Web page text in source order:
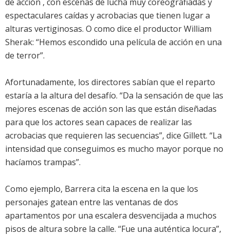
espectaculares caídas y acrobacias que tienen lugar a
alturas vertiginosas. O como dice el productor William
Sherak: “Hemos escondido una película de acción en una
de terror”.
Afortunadamente, los directores sabían que el reparto
estaría a la altura del desafío. “Da la sensación de que las
mejores escenas de acción son las que están diseñadas
para que los actores sean capaces de realizar las
acrobacias que requieren las secuencias”, dice Gillett. “La
intensidad que conseguimos es mucho mayor porque no
hacíamos trampas”.
Como ejemplo, Barrera cita la escena en la que los
personajes gatean entre las ventanas de dos
apartamentos por una escalera desvencijada a muchos
pisos de altura sobre la calle. “Fue una auténtica locura”,